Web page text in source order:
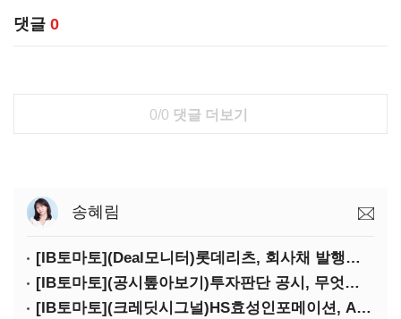
댓글 0
0/0 댓글 더보기
송혜림
[IB토마토](Deal모니터)롯데리츠, 회사채 발행…빠듯한 유동성 차환으로 대응
[IB토마토](공시톺아보기)투자판단 공시, 무엇이 '중요한 경영사항'일까
[IB토마토](크레딧시그널)HS효성인포메이션, AI 투자 확대에 실적 체력 강화